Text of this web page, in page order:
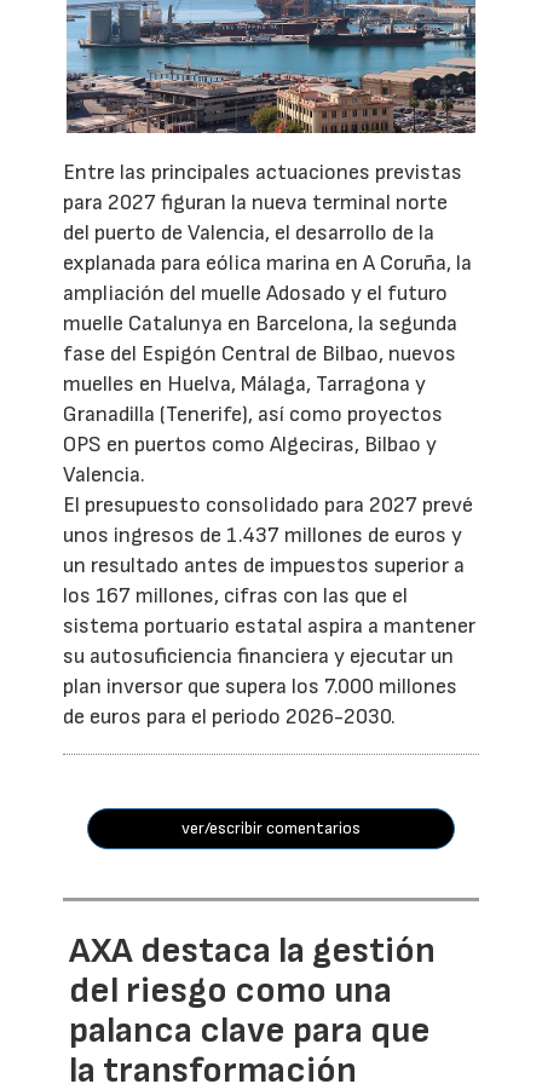
Entre las principales actuaciones previstas
para 2027 figuran la nueva terminal norte
del puerto de Valencia, el desarrollo de la
explanada para eólica marina en A Coruña, la
ampliación del muelle Adosado y el futuro
muelle Catalunya en Barcelona, la segunda
fase del Espigón Central de Bilbao, nuevos
muelles en Huelva, Málaga, Tarragona y
Granadilla (Tenerife), así como proyectos
OPS en puertos como Algeciras, Bilbao y
Valencia.
El presupuesto consolidado para 2027 prevé
unos ingresos de 1.437 millones de euros y
un resultado antes de impuestos superior a
los 167 millones, cifras con las que el
sistema portuario estatal aspira a mantener
su autosuficiencia financiera y ejecutar un
plan inversor que supera los 7.000 millones
de euros para el periodo 2026-2030.
ver/escribir comentarios
AXA destaca la gestión
del riesgo como una
palanca clave para que
la transformación